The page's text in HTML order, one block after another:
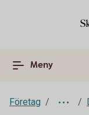
Meny
Företag